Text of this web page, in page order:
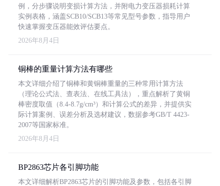
例，分步骤说明变损计算方法，并附电力变压器损耗计算
实例表格，涵盖SCB10/SCB13等常见型号参数，指导用户
快速掌握变压器能效评估要点。
2026年8月4日
铜棒的重量计算方法有哪些
本文详细介绍了铜棒和黄铜棒重量的三种常用计算方法
（理论公式法、查表法、在线工具法），重点解析了黄铜
棒密度取值（8.4-8.7g/cm³）和计算公式的差异，并提供实
际计算案例、误差分析及选材建议，数据参考GB/T 4423-
2007等国家标准。
2026年8月4日
BP2863芯片各引脚功能
本文详细解析BP2863芯片的引脚功能及参数，包括各引脚